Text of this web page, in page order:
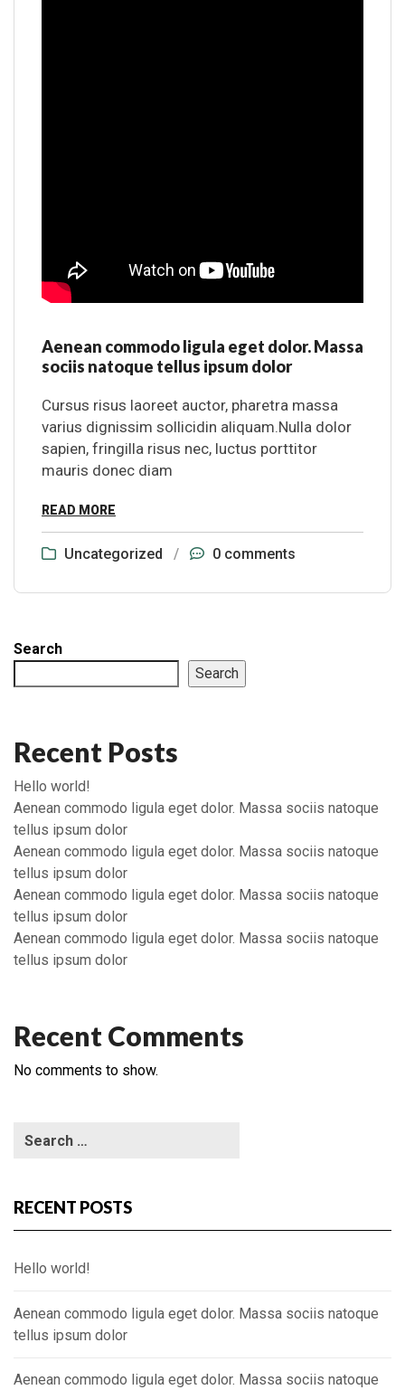
Aenean commodo ligula eget dolor. Massa
sociis natoque tellus ipsum dolor
Cursus risus laoreet auctor, pharetra massa
varius dignissim sollicidin aliquam.Nulla dolor
sapien, fringilla risus nec, luctus porttitor
mauris donec diam
READ MORE
Uncategorized / 0 comments
Search
Search
Recent Posts
Hello world!
Aenean commodo ligula eget dolor. Massa sociis natoque
tellus ipsum dolor
Aenean commodo ligula eget dolor. Massa sociis natoque
tellus ipsum dolor
Aenean commodo ligula eget dolor. Massa sociis natoque
tellus ipsum dolor
Aenean commodo ligula eget dolor. Massa sociis natoque
tellus ipsum dolor
Recent Comments
No comments to show.
RECENT POSTS
Hello world!
Aenean commodo ligula eget dolor. Massa sociis natoque
tellus ipsum dolor
Aenean commodo ligula eget dolor. Massa sociis natoque